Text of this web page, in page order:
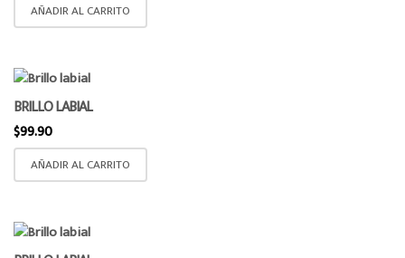
AÑADIR AL CARRITO
BRILLO LABIAL
$99.90
AÑADIR AL CARRITO